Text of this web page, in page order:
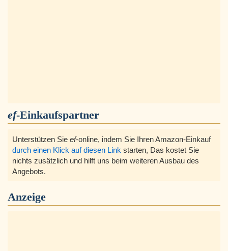
ef-Einkaufspartner
Unterstützen Sie ef-online, indem Sie Ihren Amazon-Einkauf
durch einen Klick auf diesen Link starten, Das kostet Sie
nichts zusätzlich und hilft uns beim weiteren Ausbau des
Angebots.
Anzeige